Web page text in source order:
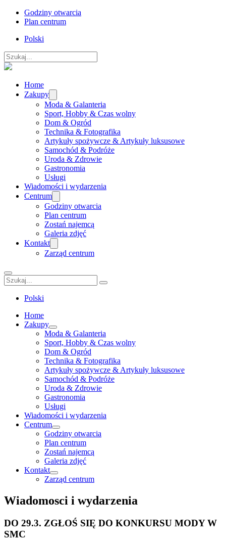
Godziny otwarcia
Plan centrum
Polski
Szukaj
Home
Zakupy
Moda & Galanteria
Sport, Hobby & Czas wolny
Dom & Ogród
Technika & Fotografika
Artykuły spożywcze & Artykuły luksusowe
Samochód & Podróże
Uroda & Zdrowie
Gastronomia
Usługi
Wiadomości i wydarzenia
Centrum
Godziny otwarcia
Plan centrum
Zostań najemcą
Galeria zdjęć
Kontakt
Zarząd centrum
Szukaj
Polski
Home
Zakupy
Moda & Galanteria
Sport, Hobby & Czas wolny
Dom & Ogród
Technika & Fotografika
Artykuły spożywcze & Artykuły luksusowe
Samochód & Podróże
Uroda & Zdrowie
Gastronomia
Usługi
Wiadomości i wydarzenia
Centrum
Godziny otwarcia
Plan centrum
Zostań najemcą
Galeria zdjęć
Kontakt
Zarząd centrum
Wiadomosci i wydarzenia
DO 29.3. ZGŁOŚ SIĘ DO KONKURSU MODY W
SMC